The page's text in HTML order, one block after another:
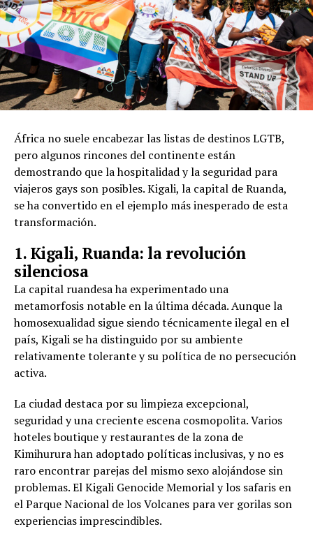
África no suele encabezar las listas de destinos LGTB,
pero algunos rincones del continente están
demostrando que la hospitalidad y la seguridad para
viajeros gays son posibles. Kigali, la capital de Ruanda,
se ha convertido en el ejemplo más inesperado de esta
transformación.
1. Kigali, Ruanda: la revolución
silenciosa
La capital ruandesa ha experimentado una
metamorfosis notable en la última década. Aunque la
homosexualidad sigue siendo técnicamente ilegal en el
país, Kigali se ha distinguido por su ambiente
relativamente tolerante y su política de no persecución
activa.
La ciudad destaca por su limpieza excepcional,
seguridad y una creciente escena cosmopolita. Varios
hoteles boutique y restaurantes de la zona de
Kimihurura han adoptado políticas inclusivas, y no es
raro encontrar parejas del mismo sexo alojándose sin
problemas. El Kigali Genocide Memorial y los safaris en
el Parque Nacional de los Volcanes para ver gorilas son
experiencias imprescindibles.